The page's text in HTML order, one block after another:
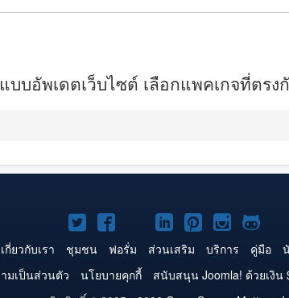
บอัพเดตเว็บไซต์ เลือกแพคเกจที่ตร
Joomla!
บน
Twitter
Joomla!
บน
Facebook
Joomla!
บน
YouTube
Joomla!
บน
LinkedIn
Joomla!
บน
Pinterest
Joomla!
บน
บน
เกี่ยวกับเรา ชุมชน ฟอรั่ม ส่วนเสริม บริการ คู่มือ
มเป็นส่วนตัว นโยบายคุกกี้ สนับสนุน Joomla! ด้วยเงิน